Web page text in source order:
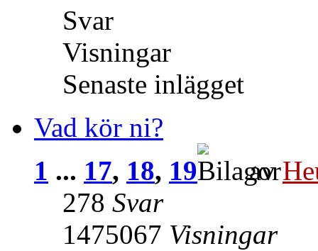
Svar
Visningar
Senaste inlägget
Vad kör ni?
1 ... 17, 18, 19 av
278 Svar
1475067 Visningar